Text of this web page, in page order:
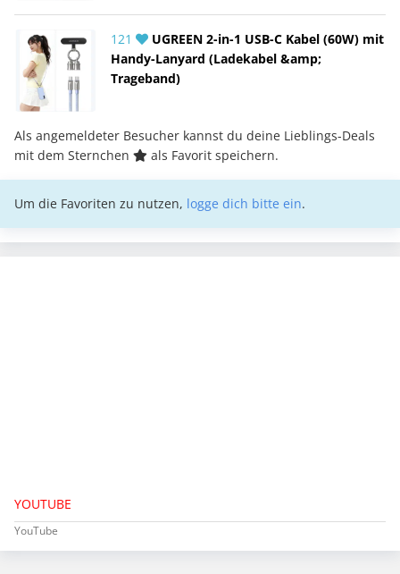
121
UGREEN 2-in-1 USB-C Kabel (60W) mit
Handy-Lanyard (Ladekabel &amp;
Trageband)
Als angemeldeter Besucher kannst du deine Lieblings-Deals
mit dem Sternchen
als Favorit speichern.
Um die Favoriten zu nutzen, logge dich bitte ein.
YOUTUBE
YouTube